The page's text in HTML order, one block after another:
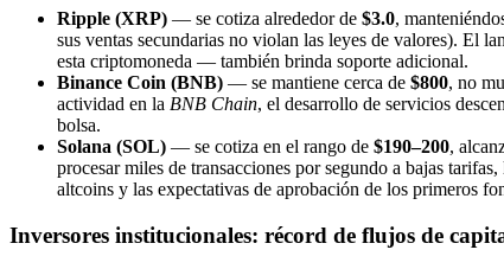
Ripple (XRP) — se cotiza alrededor de $3.0,
sus ventas secundarias no violan las leyes de valores). El
esta criptomoneda — también brinda soporte adicional.
Binance Coin (BNB) — se mantiene cerca de $800, no
actividad en la BNB Chain, el desarrollo de servicios
bolsa.
Solana (SOL) — se cotiza en el rango de $190–200,
procesar miles de transacciones por segundo a bajas
altcoins y las expectativas de aprobación de los primeros
Inversores institucionales: récord de flujos de